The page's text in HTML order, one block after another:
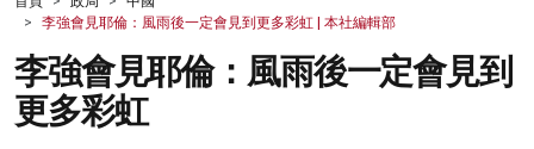
生活
健康
商業
李強會見耶倫：風雨後一定會見到更多彩虹 | 本社編輯部
李強會見耶倫：風雨後一定會見到
更多彩虹